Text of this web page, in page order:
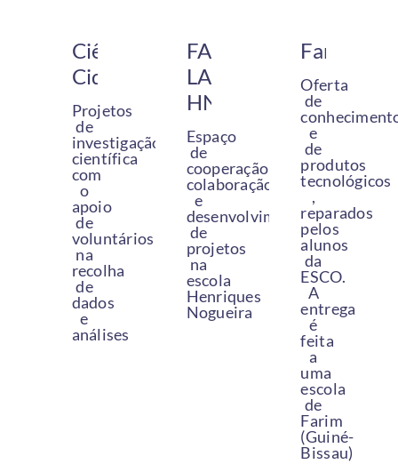
Ciência
Cidadã
Projetos
de
investigação
científica
com
o
apoio
de
voluntários
na
recolha
de
dados
e
análises
FAB
LAB
HN
Espaço
de
cooperação,
colaboração
e
desenvolvimentos
de
projetos
na
escola
Henriques
Nogueira
Farim
Oferta
de
e
de
produtos
tecnológicos
,
reparados
pelos
alunos
da
ESCO.
A
entrega
é
feita
a
uma
escola
de
Farim
(Guiné-
Bissau)